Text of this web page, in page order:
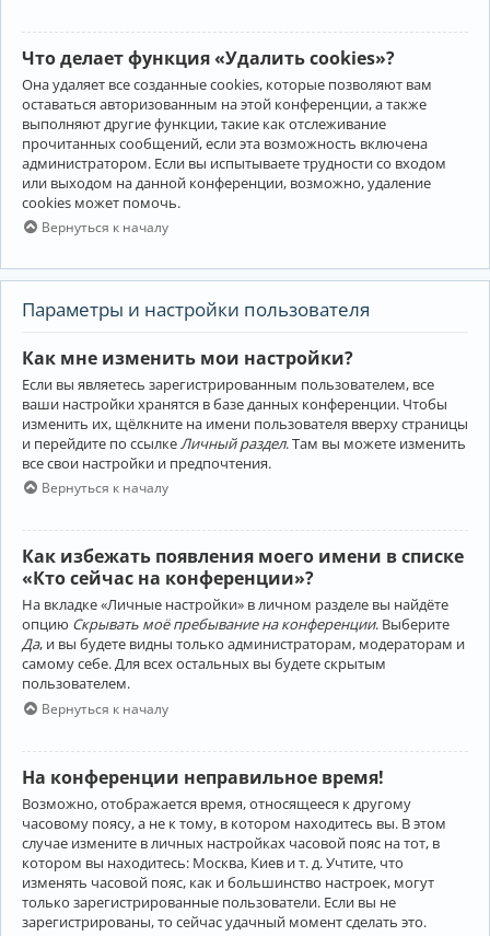
Что делает функция «Удалить cookies»?
Она удаляет все созданные cookies, которые позволяют вам
оставаться авторизованным на этой конференции, а также
выполняют другие функции, такие как отслеживание
прочитанных сообщений, если эта возможность включена
администратором. Если вы испытываете трудности со входом
или выходом на данной конференции, возможно, удаление
cookies может помочь.
Вернуться к началу
Параметры и настройки пользователя
Как мне изменить мои настройки?
Если вы являетесь зарегистрированным пользователем, все
ваши настройки хранятся в базе данных конференции. Чтобы
изменить их, щёлкните на имени пользователя вверху страницы
и перейдите по ссылке Личный раздел. Там вы можете изменить
все свои настройки и предпочтения.
Вернуться к началу
Как избежать появления моего имени в списке
«Кто сейчас на конференции»?
На вкладке «Личные настройки» в личном разделе вы найдёте
опцию Скрывать моё пребывание на конференции. Выберите
Да, и вы будете видны только администраторам, модераторам и
самому себе. Для всех остальных вы будете скрытым
пользователем.
Вернуться к началу
На конференции неправильное время!
Возможно, отображается время, относящееся к другому
часовому поясу, а не к тому, в котором находитесь вы. В этом
случае измените в личных настройках часовой пояс на тот, в
котором вы находитесь: Москва, Киев и т. д. Учтите, что
изменять часовой пояс, как и большинство настроек, могут
только зарегистрированные пользователи. Если вы не
зарегистрированы, то сейчас удачный момент сделать это.